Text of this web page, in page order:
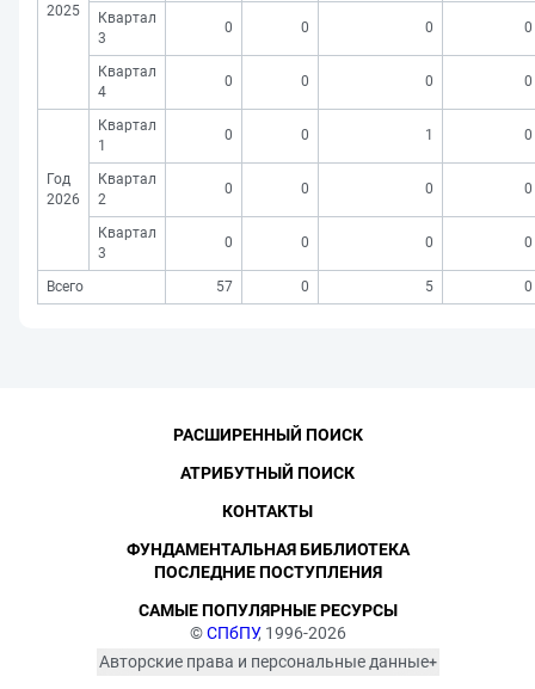
2025
Квартал
3
0 0 0 0
Квартал
4
0 0 0 0
Год
2026
Квартал
1
0 0 1 0
Квартал
2
0 0 0 0
Квартал
3
0 0 0 0
Всего 57 0 5 0
©СПбПУ, 1996-2026
Авторские права и персональные данные
РАСШИРЕННЫЙ ПОИСК
АТРИБУТНЫЙ ПОИСК
КОНТАКТЫ
ФУНДАМЕНТАЛЬНАЯ БИБЛИОТЕКА
ПОСЛЕДНИЕ ПОСТУПЛЕНИЯ
САМЫЕ ПОПУЛЯРНЫЕ РЕСУРСЫ